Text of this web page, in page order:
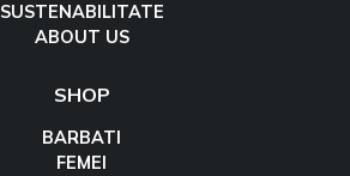
SUSTENABILITATE
ABOUT US
SHOP
BARBATI
FEMEI